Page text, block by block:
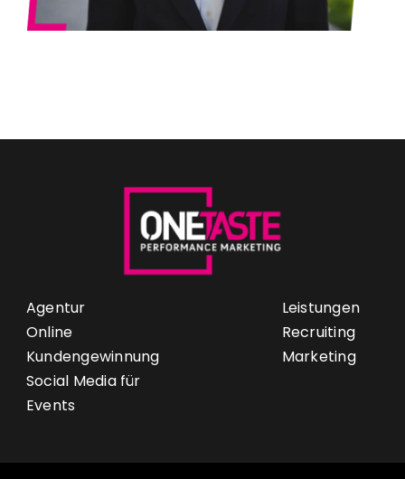
Agentur
Online
Kundengewinnung
Social Media für
Events
Leistungen
Recruiting
Marketing